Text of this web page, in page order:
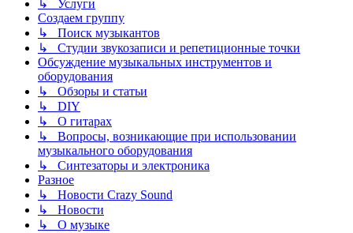
↳ Услуги
Создаем группу
↳ Поиск музыкантов
↳ Студии звукозаписи и репетиционные точки
Обсуждение музыкальных инструментов и
оборудования
↳ Обзоры и статьи
↳ DIY
↳ О гитарах
↳ Вопросы, возникающие при использовании
музыкального оборудования
↳ Синтезаторы и электроника
Разное
↳ Новости Crazy Sound
↳ Новости
↳ О музыке